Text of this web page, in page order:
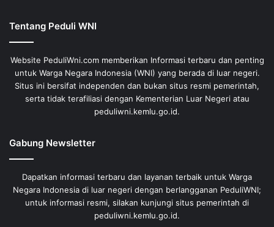
Tentang Peduli WNI
Website PeduliWni.com memberikan Informasi terbaru dan penting
untuk Warga Negara Indonesia (WNI) yang berada di luar negeri.
Situs ini bersifat independen dan bukan situs resmi pemerintah,
serta tidak terafiliasi dengan Kementerian Luar Negeri atau
peduliwni.kemlu.go.id.
Gabung Newsletter
Dapatkan informasi terbaru dan layanan terbaik untuk Warga
Negara Indonesia di luar negeri dengan berlangganan PeduliWNI;
untuk informasi resmi, silakan kunjungi situs pemerintah di
peduliwni.kemlu.go.id.